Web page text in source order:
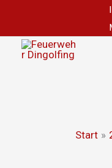
springen
Start